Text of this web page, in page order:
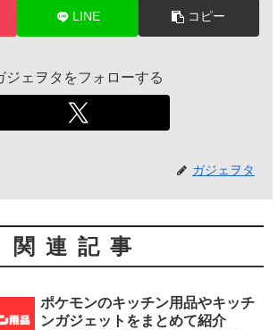
LINE コピー
ジェヲタをフォローする
ガジェヲタ
関連記事
ポケモンのキッチン用品やキッチ
ンガジェットをまとめて紹介